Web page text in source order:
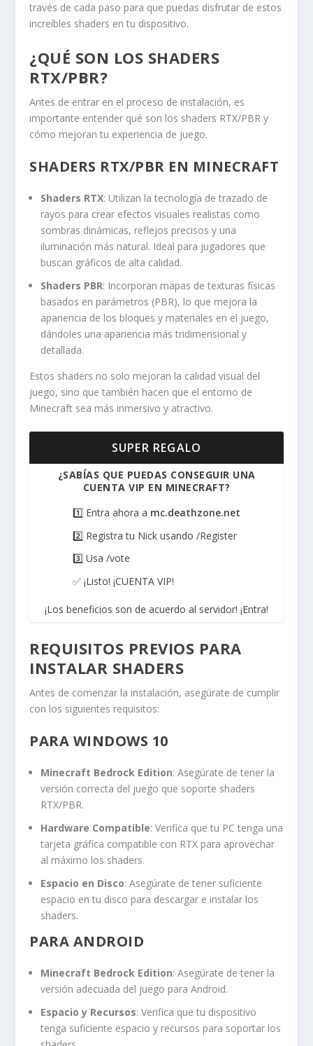
través de cada paso para que puedas disfrutar de estos
increíbles shaders en tu dispositivo.
¿QUÉ SON LOS SHADERS
RTX/PBR?
Antes de entrar en el proceso de instalación, es
importante entender qué son los shaders RTX/PBR y
cómo mejoran tu experiencia de juego.
SHADERS RTX/PBR EN MINECRAFT
Shaders RTX: Utilizan la tecnología de trazado de
rayos para crear efectos visuales realistas como
sombras dinámicas, reflejos precisos y una
iluminación más natural. Ideal para jugadores que
buscan gráficos de alta calidad.
Shaders PBR: Incorporan mapas de texturas físicas
basados en parámetros (PBR), lo que mejora la
apariencia de los bloques y materiales en el juego,
dándoles una apariencia más tridimensional y
detallada.
Estos shaders no solo mejoran la calidad visual del
juego, sino que también hacen que el entorno de
Minecraft sea más inmersivo y atractivo.
SUPER REGALO
¿SABÍAS QUE PUEDAS CONSEGUIR UNA
CUENTA VIP EN MINECRAFT?
1️⃣ Entra ahora a mc.deathzone.net
2️⃣ Registra tu Nick usando /Register
3️⃣ Usa /vote
✅ ¡Listo! ¡CUENTA VIP!
¡Los beneficios son de acuerdo al servidor! ¡Entra!
REQUISITOS PREVIOS PARA
INSTALAR SHADERS
Antes de comenzar la instalación, asegúrate de cumplir
con los siguientes requisitos:
PARA WINDOWS 10
Minecraft Bedrock Edition: Asegúrate de tener la
versión correcta del juego que soporte shaders
RTX/PBR.
Hardware Compatible: Verifica que tu PC tenga una
tarjeta gráfica compatible con RTX para aprovechar
al máximo los shaders.
Espacio en Disco: Asegúrate de tener suficiente
espacio en tu disco para descargar e instalar los
shaders.
PARA ANDROID
Minecraft Bedrock Edition: Asegúrate de tener la
versión adecuada del juego para Android.
Espacio y Recursos: Verifica que tu dispositivo
tenga suficiente espacio y recursos para soportar los